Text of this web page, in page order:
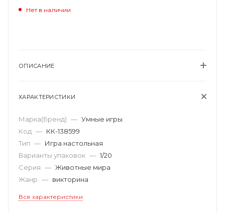
Нет в наличии
ОПИСАНИЕ
ХАРАКТЕРИСТИКИ
Марка(Бренд) — Умные игры
Код — КК-138599
Тип — Игра настольная
Варианты упаковок — 1/20
Серия — Животные мира
Жанр — викторина
Все характеристики